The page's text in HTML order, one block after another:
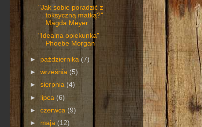
"Jak sobie poradzić z
toksyczną matką?"
Magda Meyer
"Idealna opiekunka"
Phoebe Morgan
► października (7)
►września (5)
►sierpnia (4)
► lipca(6)
►czerwca (9)
► maja (12)